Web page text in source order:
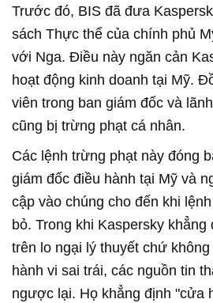
Trước đó, BIS đã đưa
sách Thực thể của chính phủ
với Nga. Điều này ngăn cản
hoạt động kinh doanh tại Mỹ.
viên trong ban giám đốc và
cũng bị trừng phạt cá nhân.
Các lệnh trừng phạt này đóng
giám đốc điều hành tại Mỹ và
cập vào chúng cho đến khi
bỏ. Trong khi Kaspersky
trên lo ngại lý thuyết chứ
hành vi sai trái, các nguồn tin
ngược lại. Họ khẳng định "cửa